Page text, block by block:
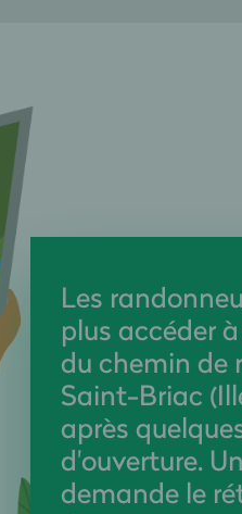
Les
plus accéder
du chemin de
Saint-Briac
après
d'ouverture.
demande le